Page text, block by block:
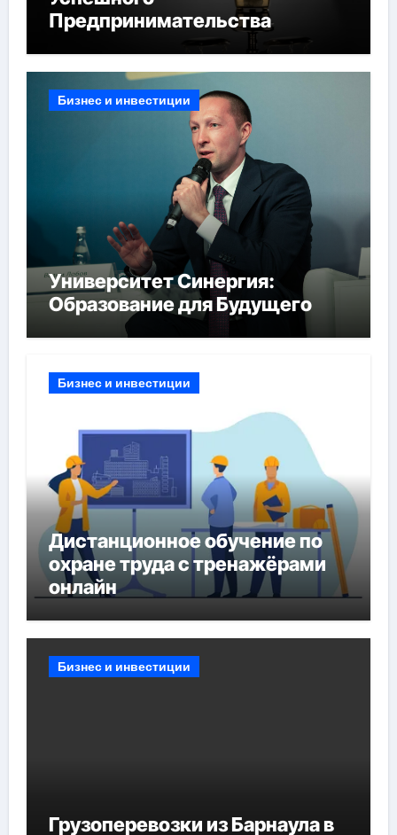
Предпринимательства
Бизнес и инвестиции
Университет Синергия:
Образование для Будущего
Бизнес и инвестиции
Дистанционное обучение по
охране труда с тренажёрами
онлайн
Бизнес и инвестиции
Грузоперевозки из Барнаула в